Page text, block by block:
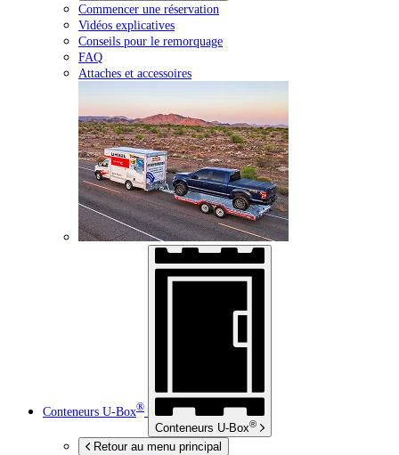
Commencer une réservation
Vidéos explicatives
Conseils pour le remorquage
FAQ
Attaches et accessoires
Conteneurs U-Box®
Conteneurs U-Box®
Retour au menu principal